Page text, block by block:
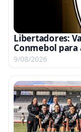
Libertadores:
Conmebol
9/08/2026